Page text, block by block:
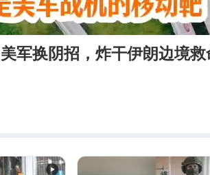
军换阴招，炸干伊朗边境